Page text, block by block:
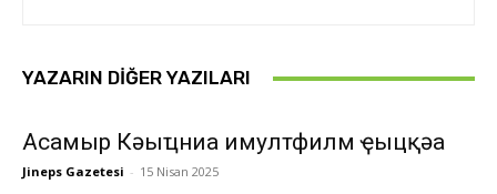
YAZARIN DIĞER YAZILARI
Асҭамыр Кәыҵниа имултфилм ҿыцқәа
Jineps Gazetesi - 15 Nisan 2025